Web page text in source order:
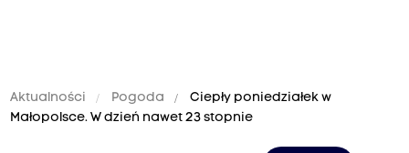
Aktualności Pogoda
Ciepły poniedziałek w
Małopolsce. W dzień nawet 23 stopnie